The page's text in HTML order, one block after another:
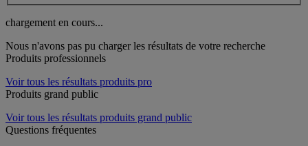
chargement en cours...
Nous n'avons pas pu charger les résultats de votre recherche
Produits professionnels
Voir tous les résultats produits pro
Produits grand public
Voir tous les résultats produits grand public
Questions fréquentes